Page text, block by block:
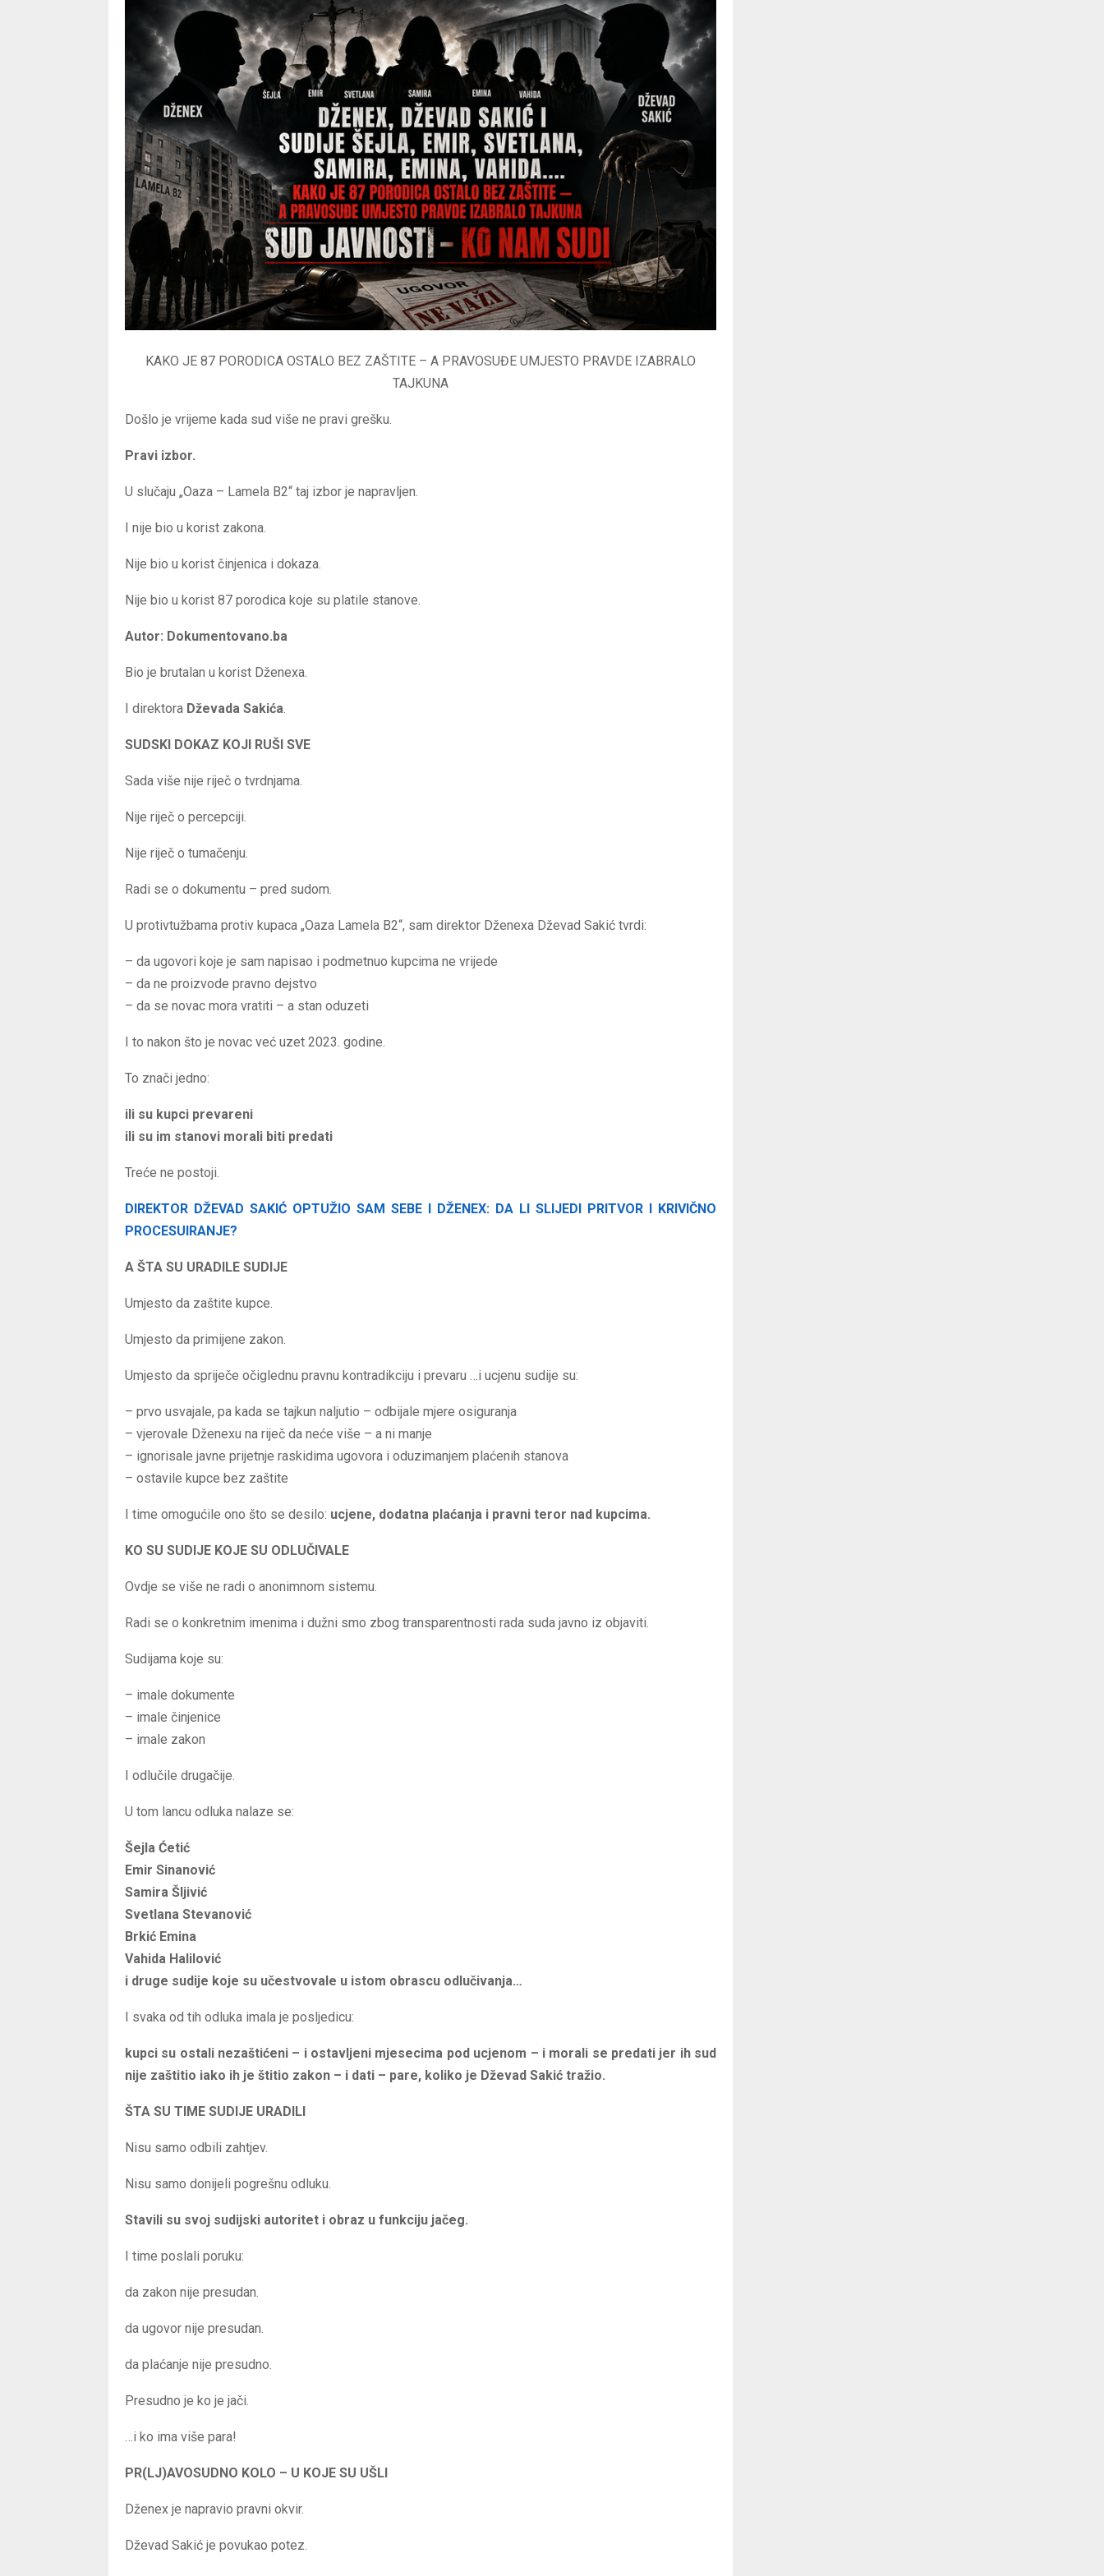
KAKO JE 87 PORODICA OSTALO BEZ ZAŠTITE – A PRAVOSUĐE UMJESTO PRAVDE IZABRALO
TAJKUNA
Došlo je vrijeme kada sud više ne pravi grešku.
Pravi izbor.
U slučaju „Oaza – Lamela B2“ taj izbor je napravljen.
I nije bio u korist zakona.
Nije bio u korist činjenica i dokaza.
Nije bio u korist 87 porodica koje su platile stanove.
Autor: Dokumentovano.ba
Bio je brutalan u korist Dženexa.
I direktora Dževada Sakića
SUDSKI DOKAZ KOJI RUŠI SVE
Sada više nije riječ o tvrdnjama.
Nije riječ o percepciji.
Nije riječ o tumačenju.
Radi se o dokumentu – pred sudom.
U protivtužbama protiv kupaca „Oaza Lamela B2“, sam direktor Dženexa Dževad Sakić tvrdi:
– da ugovori koje je sam napisao i podmetnuo kupcima ne vrijede
– da ne proizvode pravno dejstvo
– da se novac mora vratiti – a stan oduzeti
I to nakon što je novac već uzet 2023. godine.
To znači jedno:
ili su kupci prevareni
ili su im stanovi morali biti predati
Treće ne postoji.
DIREKTOR DŽEVAD SAKIĆ OPTUŽIO SAM SEBE I DŽENEX: DA LI SLIJEDI PRITVOR I KRIVIČNO
PROCESUIRANJE?
A ŠTA SU URADILE SUDIJE
Umjesto da zaštite kupce.
Umjesto da primijene zakon.
Umjesto da spriječe očiglednu pravnu kontradikciju i prevaru …i ucjenu sudije su:
– prvo usvajale, pa kada se tajkun naljutio – odbijale mjere osiguranja
– vjerovale Dženexu na riječ da neće više – a ni manje
– ignorisale javne prijetnje raskidima ugovora i oduzimanjem plaćenih stanova
– ostavile kupce bez zaštite
I time omogućile ono što se desilo: ucjene, dodatna plaćanja i pravni teror nad kupcima.
KO SU SUDIJE KOJE SU ODLUČIVALE
Ovdje se više ne radi o anonimnom sistemu.
Radi se o konkretnim imenima i dužni smo zbog transparentnosti rada suda javno iz objaviti.
Sudijama koje su:
– imale dokumente
– imale činjenice
– imale zakon
I odlučile drugačije.
U tom lancu odluka nalaze se:
Šejla Ćetić
Emir Sinanović
Samira Šljivić
Svetlana Stevanović
Brkić Emina
Vahida Halilović
i druge sudije koje su učestvovale u istom obrascu odlučivanja…
I svaka od tih odluka imala je posljedicu:
kupci su ostali nezaštićeni – i ostavljeni mjesecima pod ucjenom – i morali se predati jer ih sud
nije zaštitio iako ih je štitio zakon – i dati – pare, koliko je Dževad Sakić tražio.
ŠTA SU TIME SUDIJE URADILI
Nisu samo odbili zahtjev.
Nisu samo donijeli pogrešnu odluku.
Stavili su svoj sudijski autoritet i obraz u funkciju jačeg.
I time poslali poruku:
da zakon nije presudan.
da ugovor nije presudan.
da plaćanje nije presudno.
Presudno je ko je jači.
…i ko ima više para!
PR(LJ)AVOSUDNO KOLO – U KOJE SU UŠLI
Dženex je napravio pravni okvir.
Dževad Sakić je povukao potez.